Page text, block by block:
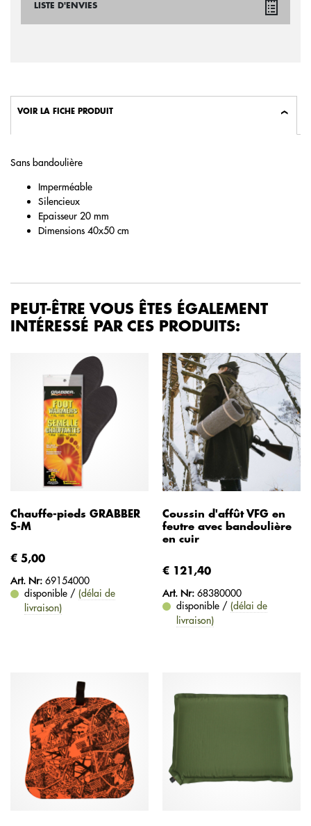
LISTE D'ENVIES
VOIR LA FICHE PRODUIT
Sans bandoulière
Imperméable
Silencieux
Epaisseur 20 mm
Dimensions 40x50 cm
PEUT-ÊTRE VOUS ÊTES ÉGALEMENT
INTÉRESSÉ PAR CES PRODUITS:
Chauffe-pieds GRABBER
S-M
€ 5,00
Art. Nr: 69154000
disponible / (délai de
livraison)
Coussin d'affût VFG en
feutre avec bandoulière
en cuir
€ 121,40
Art. Nr: 68380000
disponible / (délai de
livraison)